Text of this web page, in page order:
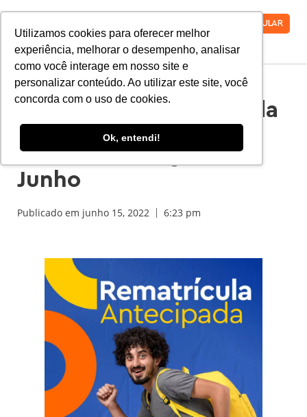
Utilizamos cookies para oferecer melhor
experiência, melhorar o desempenho, analisar
como você interage em nosso site e
personalizar conteúdo. Ao utilizar este site, você
concorda com o uso de cookies.
Ok, entendi!
VESTIBULAR
Rematrícula Antecipada
2022.2: Desconto
Exclusivo até 30 de
Junho
Publicado em junho 15, 2022 6:23 pm